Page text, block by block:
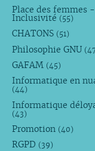
Place des femmes -
Inclusivité (55)
CHATONS (51)
Philosophie GNU
GAFAM (45)
Informatique en
(44)
Informatique
(43)
Promotion (40)
RGPD (39)